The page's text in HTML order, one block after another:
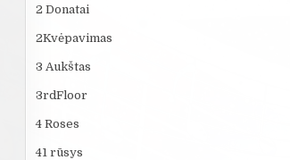
2 Donatai
2Kvėpavimas
3 Aukštas
3rdFloor
4 Roses
41 rūsys